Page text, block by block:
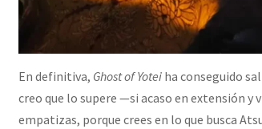
En definitiva, Ghost of Yoteiha conseguido
creo que lo supere —si acaso en extensión
empatizas, porque crees en lo que busca